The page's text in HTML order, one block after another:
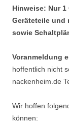
Hinweise: Nur 1
Geräteteile und
sowie
Voranmeldung
hoffentlich nicht
nackenheim.de
Wir hoffen
können: